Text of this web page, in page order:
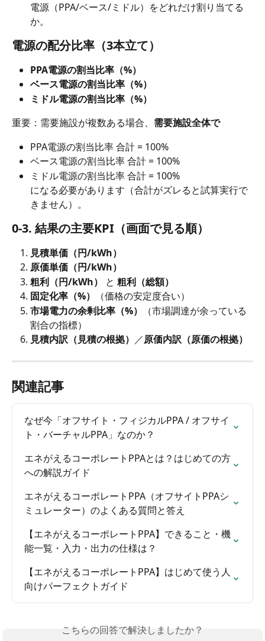
電源（PPA/ベース/ミドル）をどれだけ割り当てる
か。
電源の配分比率（3本立て）
PPA電源の割当比率（%）
ベース電源の割当比率（%）
ミドル電源の割当比率（%）
重要：需要施設が複数ある場合、 需要施設全体で
PPA電源の割当比率 合計 = 100%
ベース電源の割当比率 合計 = 100%
ミドル電源の割当比率 合計 = 100%
になる必要があります（合計がズレると試算実行で
きません）。
0-3. 結果の主要KPI（画面で見る順）
見積単価（円/kWh）
原価単価（円/kWh）
粗利（円/kWh）
と 粗利（総額）
固定化率（%）
（価格の安定度合い）
市場電力の余剰比率（%）
（市場調達が余っている
割合の指標）
見積内訳（見積の根拠） ／原価内訳（原価の根拠）
関連記事
なぜ今「オフサイト・フィジカルPPA / オフサイ
ト・バーチャルPPA」なのか？
エネがえるコーポレートPPAとは？はじめての方
への解説ガイド
エネがえるコーポレートPPA（オフサイトPPAシ
ミュレーター）のよくある質問と答え
【エネがえるコーポレートPPA】できること・機
能一覧・入力・出力の仕様は？
【エネがえるコーポレートPPA】はじめて使う人
向けパーフェクトガイド
こちらの回答で解決しましたか？